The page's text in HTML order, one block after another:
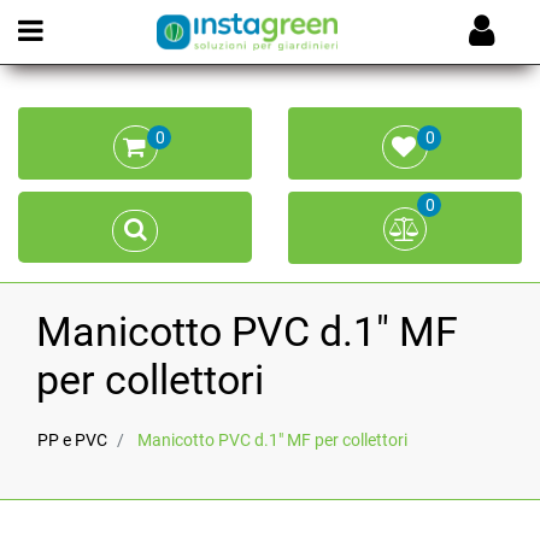
Open menu
0 0
0
Manicotto PVC d.1" MF
per collettori
PP e PVC Manicotto PVC d.1" MF per collettori